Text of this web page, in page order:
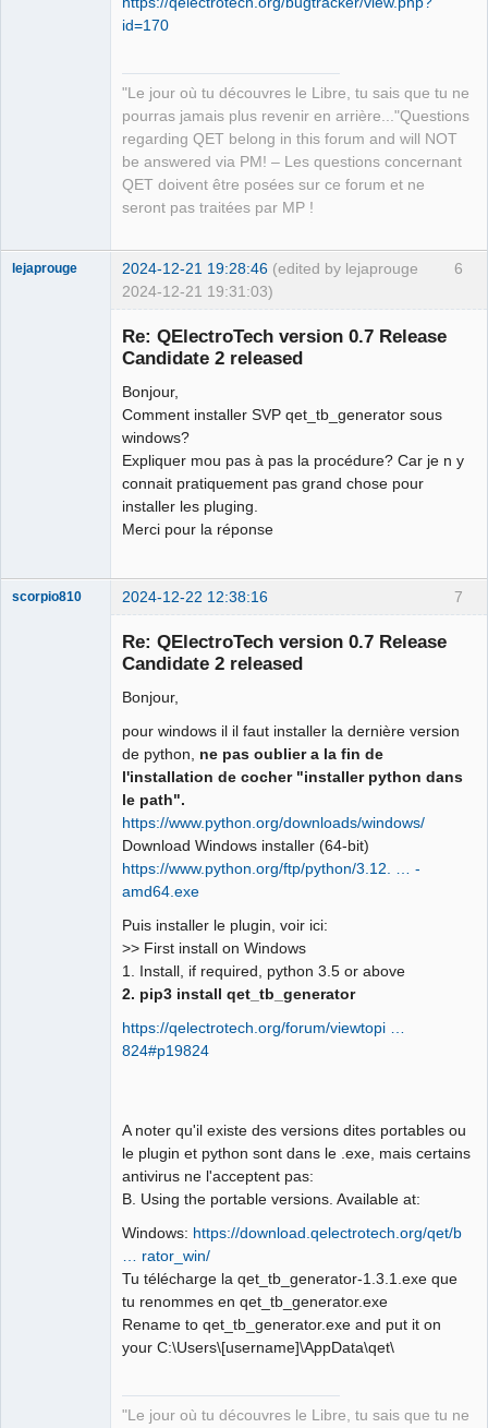
id=170
"Le jour où tu découvres le Libre, tu sais que tu ne
pourras jamais plus revenir en arrière..."Questions
regarding QET belong in this forum and will NOT
be answered via PM! – Les questions concernant
QET doivent être posées sur ce forum et ne
seront pas traitées par MP !
6
lejaprouge 2024-12-21 19:28:46 (edited by lejaprouge
2024-12-21 19:31:03)
Re: QElectroTech version 0.7 Release
Candidate 2 released
Bonjour,
Comment installer SVP qet_tb_generator sous
windows?
Expliquer mou pas à pas la procédure? Car je n y
connait pratiquement pas grand chose pour
installer les pluging.
Merci pour la réponse
7
scorpio810 2024-12-22 12:38:16
Re: QElectroTech version 0.7 Release
Candidate 2 released
Bonjour,
pour windows il il faut installer la dernière version
de python, ne pas oublier a la fin de
l'installation de cocher "installer python dans
le path".
https://www.python.org/downloads/windows/
Download Windows installer (64-bit)
https://www.python.org/ftp/python/3.12. … -
amd64.exe
Puis installer le plugin, voir ici:
>> First install on Windows
1. Install, if required, python 3.5 or above
2. pip3 install qet_tb_generator
https://qelectrotech.org/forum/viewtopi …
824#p19824
A noter qu'il existe des versions dites portables ou
le plugin et python sont dans le .exe, mais certains
antivirus ne l'acceptent pas:
B. Using the portable versions. Available at:
Windows: https://download.qelectrotech.org/qet/b
… rator_win/
Tu télécharge la qet_tb_generator-1.3.1.exe que
tu renommes en qet_tb_generator.exe
Rename to qet_tb_generator.exe and put it on
your C:\Users\[username]\AppData\qet\
"Le jour où tu découvres le Libre, tu sais que tu ne